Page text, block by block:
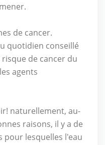
de cancer.
quotidien conseillé
de cancer du
agents
naturellement, au-
raisons, il y a de
pour lesquelles l'eau